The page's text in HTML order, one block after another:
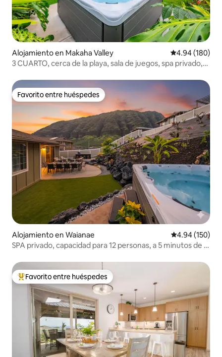
Alojamiento en Makaha Valley Calificación
4.94 (180)
3 CUARTO, cerca de la playa, sala de juegos, spa privado,
Favorito entre huéspedes
Favorito entre huéspedes
Alojamiento en Waianae Calificación
4.94 (150)
SPA privado, capacidad para 12 personas, a 5 minutos de la
Favorito entre huéspedes preferido
Favorito entre huéspedes